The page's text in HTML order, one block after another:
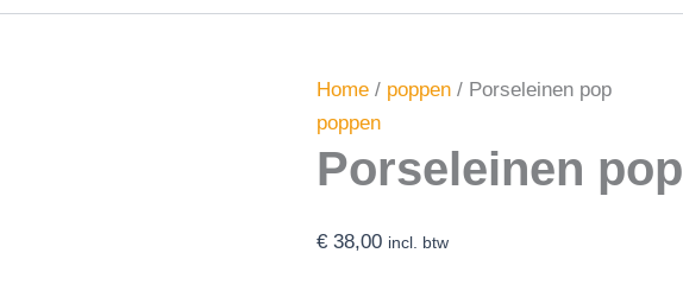
Home / poppen / Porseleinen pop
poppen
Porseleinen pop
€ 38,00 incl. btw